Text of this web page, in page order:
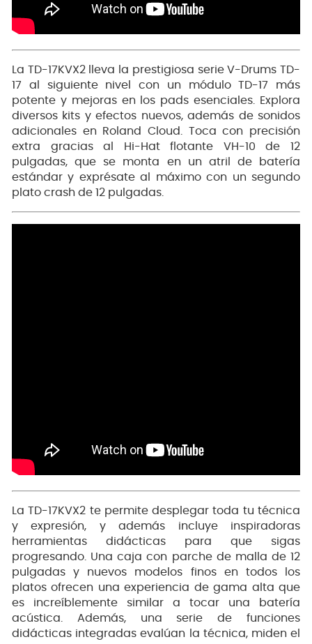
La TD-17KVX2 lleva la prestigiosa serie V-Drums TD-
17 al siguiente nivel con un módulo TD-17 más
potente y mejoras en los pads esenciales. Explora
diversos kits y efectos nuevos, además de sonidos
adicionales en Roland Cloud. Toca con precisión
extra gracias al Hi-Hat flotante VH-10 de 12
pulgadas, que se monta en un atril de batería
estándar y exprésate al máximo con un segundo
plato crash de 12 pulgadas.
La TD-17KVX2 te permite desplegar toda tu técnica
y expresión, y además incluye inspiradoras
herramientas didácticas para que sigas
progresando. Una caja con parche de malla de 12
pulgadas y nuevos modelos finos en todos los
platos ofrecen una experiencia de gama alta que
es increíblemente similar a tocar una batería
acústica. Además, una serie de funciones
didácticas integradas evalúan la técnica, miden el